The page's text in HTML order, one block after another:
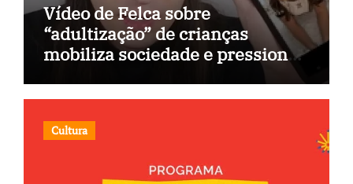
Vídeo de Felca sobre
“adultização” de crianças
mobiliza sociedade e pressiona
Cultura